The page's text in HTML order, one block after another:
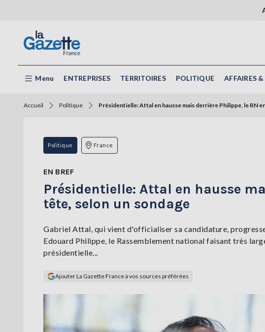
Menu ENTREPRISES TERRITOIRES POLITIQUE AFFAIRES
Accueil Politique Présidentielle: Attal en hausse mais derrière Philippe, le RN
Politique France
EN BREF
Présidentielle: Attal en hausse
tête, selon un sondage
Gabriel Attal, qui vient d'officialiser sa candidature,
Edouard Philippe, le Rassemblement national faisant très
présidentielle...
Ajouter La Gazette France à vos sources préférées